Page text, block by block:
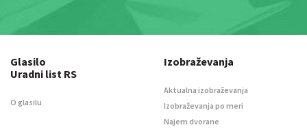
Glasilo
Uradni list RS
O glasilu
Izobraževanja
Aktualna izobraževanja
Izobraževanja po meri
Najem dvorane